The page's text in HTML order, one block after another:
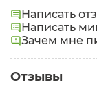
Написать
Написать
Зачем мне
Отзывы